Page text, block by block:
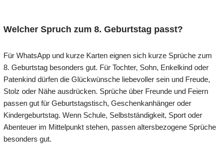
Welcher Spruch zum 8. Geburtstag passt?
Für WhatsApp und kurze Karten eignen sich kurze Sprüche zum
8. Geburtstag besonders gut. Für Tochter, Sohn, Enkelkind oder
Patenkind dürfen die Glückwünsche liebevoller sein und Freude,
Stolz oder Nähe ausdrücken. Sprüche über Freunde und Feiern
passen gut für Geburtstagstisch, Geschenkanhänger oder
Kindergeburtstag. Wenn Schule, Selbstständigkeit, Sport oder
Abenteuer im Mittelpunkt stehen, passen altersbezogene Sprüche
besonders gut.